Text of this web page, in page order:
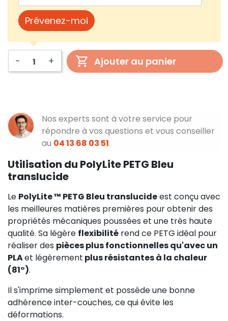
Prévenez-moi
- + Ajouter au panier
Nos experts sont à votre service pour
répondre à vos questions et vous conseiller
au 04 13 68 03 51.
Utilisation du PolyLite PETG Bleu
translucide
Le PolyLite ™ PETG Bleu translucideest conçu avec
les meilleures matières premières pour obtenir des
propriétés mécaniques poussées et une très haute
qualité. Sa légère flexibilité rend ce PETG idéal pour
réaliser des pièces plus fonctionnelles qu'avec un
PLAet légèrement plus résistantes à la chaleur
(81°).
Il s'imprime simplement et possède une bonne
adhérence inter-couches, ce qui évite les
déformations.